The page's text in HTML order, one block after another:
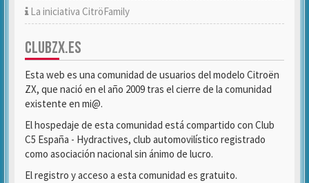
La iniciativa CitröFamily
CLUBZX.ES
Esta web es una comunidad de usuarios del modelo Citroën
ZX, que nació en el año 2009 tras el cierre de la comunidad
existente en mi@.
El hospedaje de esta comunidad está compartido con Club
C5 España - Hydractives, club automovilístico registrado
como asociación nacional sin ánimo de lucro.
El registro y acceso a esta comunidad es gratuito.